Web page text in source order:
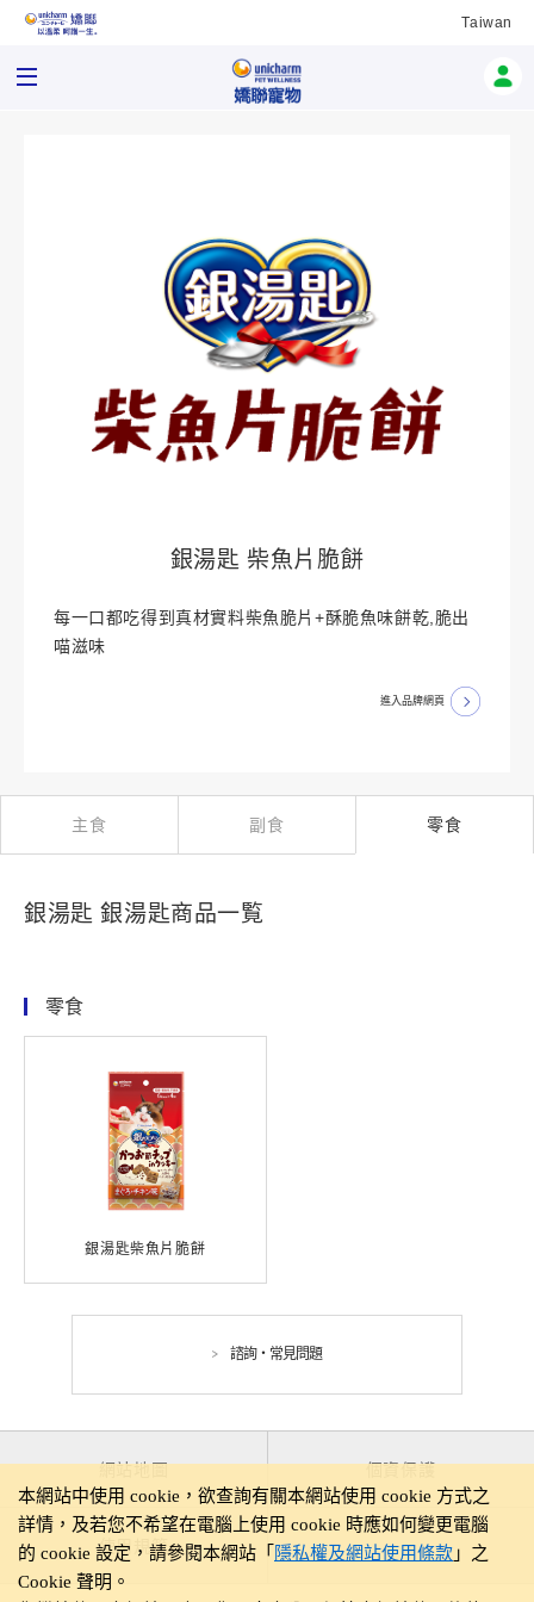
Taiwan
銀湯匙 柴魚片脆餅
每一口都吃得到真材實料柴魚脆片+酥脆魚味餅乾,脆出
喵滋味
進入品牌網頁
主食 副食 零食
銀湯匙 銀湯匙商品一覧
零食
銀湯匙柴魚片脆餅
諮詢・常見問題
網站地圖 個資保護
使用規範
本網站中使用 cookie，欲查詢有關本網站使用 cookie 方式之
詳情，及若您不希望在電腦上使用 cookie 時應如何變更電腦
的 cookie 設定，請參閱本網站「 隱私權及網站使用條款 」之
Cookie 聲明。